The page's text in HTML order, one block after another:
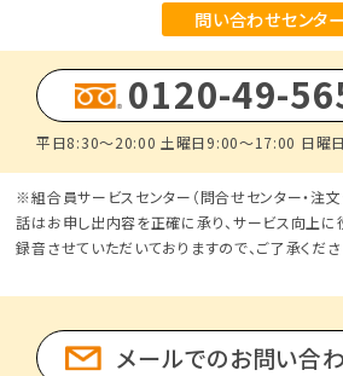
問い合わせセンター
0120-49-
平日8:30～20:00 土曜日9:00～17:00 日曜
※組合員サービスセンター（問合せセンター・注
話はお申し出内容を正確に承り、サービス向上に
録音させていただいておりますので、ご了承くださ
メールでのお問い合